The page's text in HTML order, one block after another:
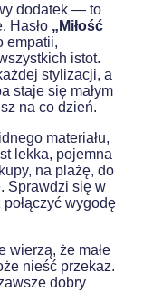
dodatek — to
Hasło „Miłość
empatii,
istot.
stylizacji, a
staje się małym
na co dzień.
materiału,
lekka, pojemna
na plażę, do
Sprawdzi się w
wygodę
wierzą, że małe
nieść przekaz.
dobry